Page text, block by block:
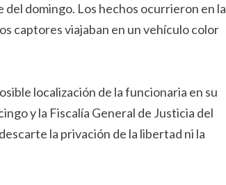
domingo. Los hechos ocurrieron en la
captores viajaban en un vehículo color
localización de la funcionaria en su
y la Fiscalía General de Justicia del
la privación de la libertad ni la